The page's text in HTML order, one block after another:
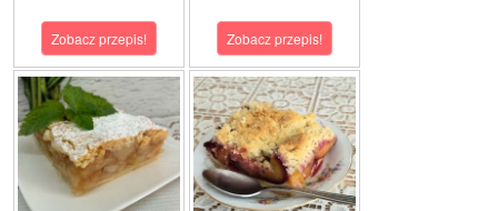
Zobacz przepis! Zobacz przepis!